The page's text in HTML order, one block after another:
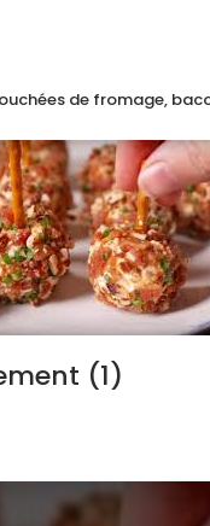
de fromage,
(1)